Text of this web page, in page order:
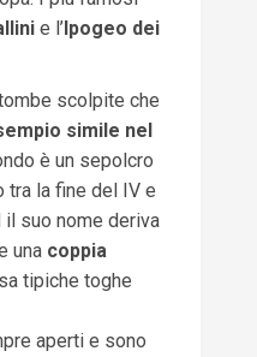
e l’Ipogeo dei
scolpite che
simile nel
è un sepolcro
tra la fine del IV e
il suo nome deriva
una coppia
tipiche toghe
aperti e sono